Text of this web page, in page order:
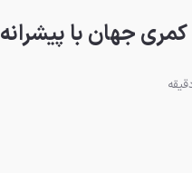
۸۵۰ اسب بخار لندکروزر!